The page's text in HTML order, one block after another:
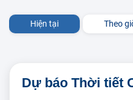
Hiện tại Theo
Dự báo Thời tiết